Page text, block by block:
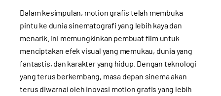
Dalam kesimpulan, motion grafis telah membuka
pintu ke dunia sinematografi yang lebih kaya dan
menarik. Ini memungkinkan pembuat film untuk
menciptakan efek visual yang memukau, dunia yang
fantastis, dan karakter yang hidup. Dengan teknologi
yang terus berkembang, masa depan sinema akan
terus diwarnai oleh inovasi motion grafis yang lebih